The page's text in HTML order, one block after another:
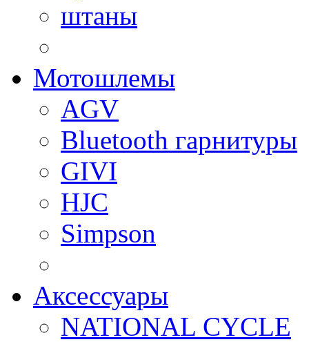
штаны
Мотошлемы
AGV
Bluetooth гарнитуры
GIVI
HJC
Simpson
Аксессуары
NATIONAL CYCLE